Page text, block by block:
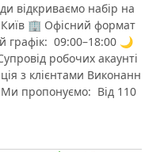
відкриваємо набір на
🏢 Офісний формат
09:00–18:00 🌙
робочих акаунті
з клієнтами Виконанн
пропонуємо: ️ Від 110